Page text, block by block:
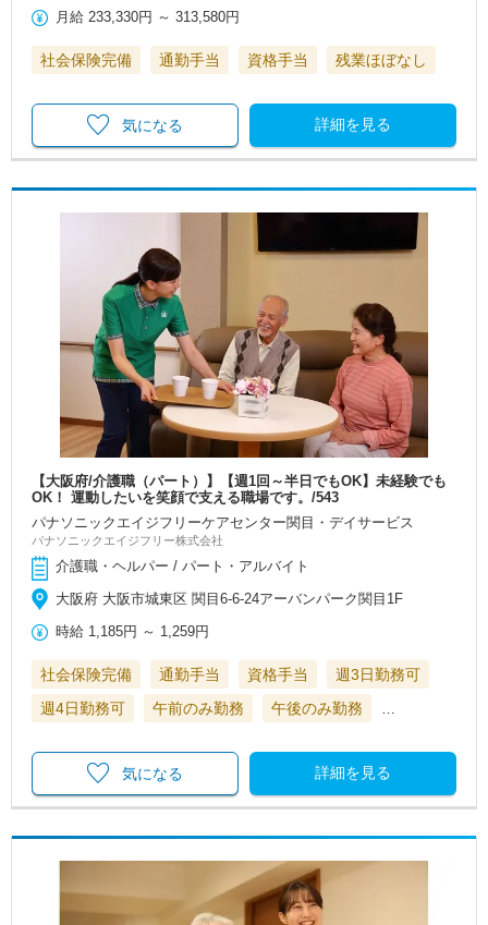
月給 233,330円 ～313,580円
社会保険完備 通勤手当 資格手当 残業ほぼなし
詳細を見る
気になる
【大阪府/介護職（パート）】【週1回～半日でもOK】未経験でも
OK！ 運動したいを笑顔で支える職場です。/543
パナソニックエイジフリーケアセンター関目・デイサービス
パナソニックエイジフリー株式会社
介護職・ヘルパー / パート・アルバイト
大阪府 大阪市城東区 関目6-6-24アーバンパーク関目1F
時給 1,185円 ～ 1,259円
社会保険完備 通勤手当 資格手当
週3日勤務可
週4日勤務可
午前のみ勤務 午後のみ勤務 …
詳細を見る
気になる